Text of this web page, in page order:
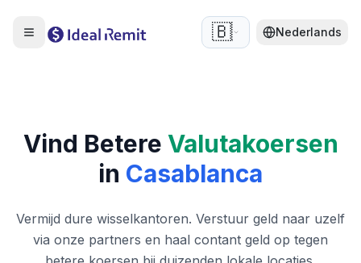
🇧🇪 Nederlands
Vind Betere Valutakoersen
in Casablanca
Vermijd dure wisselkantoren. Verstuur geld naar uzelf
via onze partners en haal contant geld op tegen